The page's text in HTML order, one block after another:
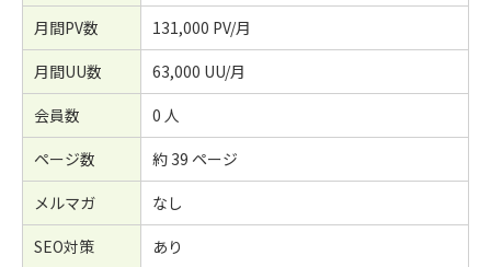
月間PV数
131,000 PV/月
月間UU数
63,000 UU/月
会員数
0 人
ページ数
約 39 ページ
メルマガ
なし
SEO対策
あり